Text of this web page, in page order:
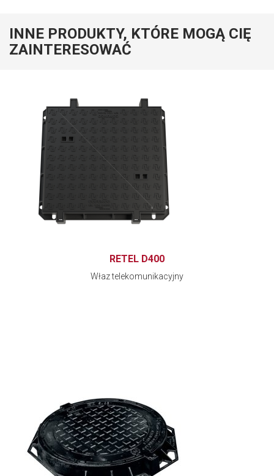
INNE PRODUKTY, KTÓRE MOGĄ CIĘ
ZAINTERESOWAĆ
RETEL D400
Właz telekomunikacyjny